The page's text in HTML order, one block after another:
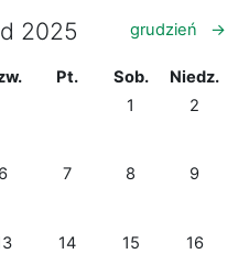
2025 grudzień →
Piątek
Pt. Sobota
Sob. Niedziela
Niedz.
Brak wydarzeń,
1 Brak
2
3 listopada
4 listopada
środa, 5 listopada
wydarzeń, czwartek, 6
6 Brak wydarzeń, piątek, 7
7 Brak wydarzeń,
8 Brak
9
10 listopada
11 listopada
środa, 12 listopada
wydarzeń, czwartek, 13
Brak wydarzeń, piątek,
14 Brak wydarzeń,
15 Brak
16